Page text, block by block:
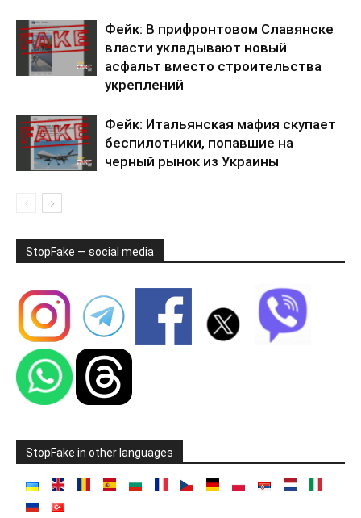
Фейк: В прифронтовом Славянске
власти укладывают новый
асфальт вместо строительства
укреплений
Фейк: Итальянская мафия скупает
беспилотники, попавшие на
черный рынок из Украины
StopFake — social media
StopFake in other languages